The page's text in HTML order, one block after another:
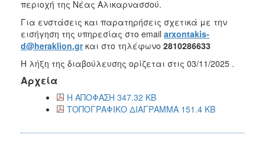
περιοχή της Νέας Αλικαρνασσού.
Για ενστάσεις και παρατηρήσεις σχετικά με την
εισήγηση της υπηρεσίας στο email arxontakis-
d@heraklion.gr και στο τηλέφωνο 2810286633
Η λήξη της διαβούλευσης ορίζεται στις 03/11/2025 .
Αρχεία
Η ΑΠΟΦΑΣΗ 347.32 KB
ΤΟΠΟΓΡΑΦΙΚΟ ΔΙΑΓΡΑΜΜΑ 151.4 KB